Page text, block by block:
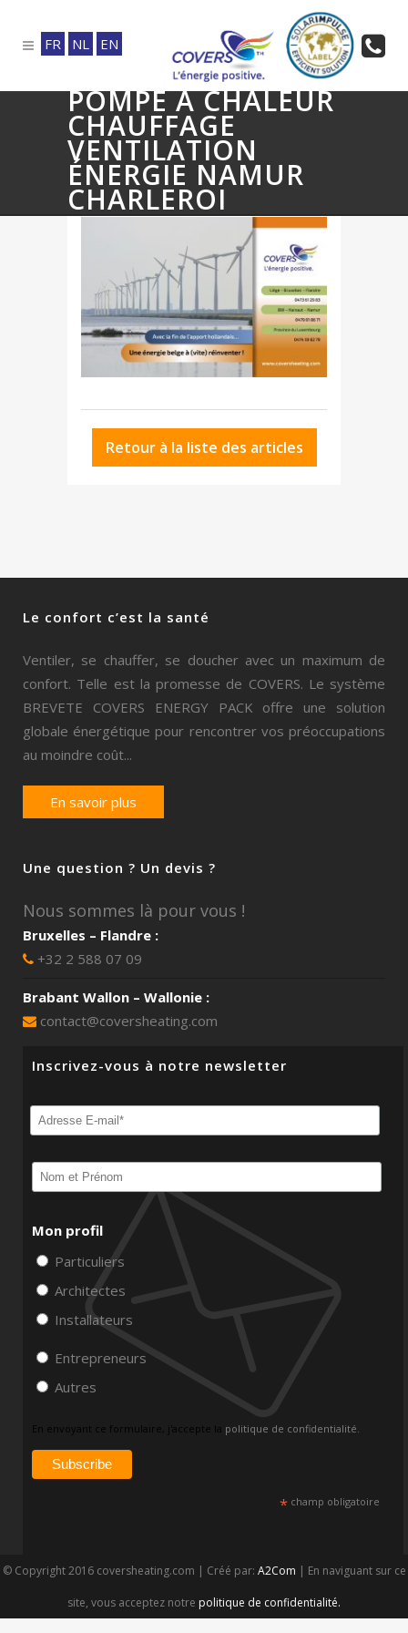
FR NL EN
POMPE À CHALEUR
CHAUFFAGE
VENTILATION
ÉNERGIE NAMUR
CHARLEROI
Retour à la liste des articles
Le confort c’est la santé
Ventiler, se chauffer, se doucher avec un maximum de
confort. Telle est la promesse de COVERS. Le système
BREVETE COVERS ENERGY PACK offre une solution
globale énergétique pour rencontrer vos préoccupations
au moindre coût...
En savoir plus
Une question ? Un devis ?
Nous sommes là pour vous !
Bruxelles – Flandre :
+32 2 588 07 09
Brabant Wallon – Wallonie :
contact@coversheating.com
Inscrivez-vous à notre newsletter
Mon profil
Particuliers
Architectes
Installateurs
Entrepreneurs
Autres
En envoyant ce formulaire, j'accepte la politique de confidentialité.
* champ obligatoire
© Copyright 2016 coversheating.com | Créé par: A2Com | En naviguant sur ce
site, vous acceptez notre politique de confidentialité.